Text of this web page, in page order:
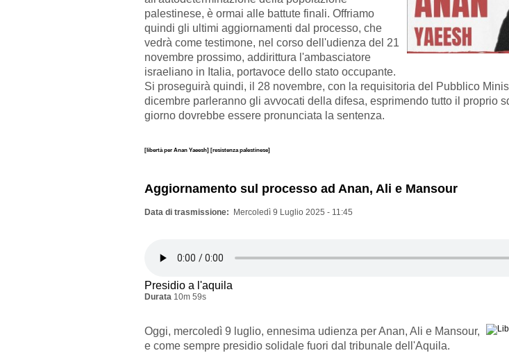
palestinese, è ormai alle battute finali. Offriamo
quindi gli ultimi aggiornamenti dal processo, che
vedrà come testimone, nel corso dell'udienza del 21
novembre prossimo, addirittura l'ambasciatore
israeliano in Italia, portavoce dello stato occupante.
Si proseguirà quindi, il 28 novembre, con la requisitoria del Pubblico
dicembre parleranno gli avvocati della difesa, esprimendo tutto il proprio
giorno dovrebbe essere pronunciata la sentenza.
[libertà per Anan Yaeesh] [resistenza palestinese]
Aggiornamento sul processo ad Anan, Ali e Mansour
Data di trasmissione Mercoledì 9 Luglio 2025 - 11:45
Presidio a l'aquila
Durata 10m 59s
Oggi, mercoledì 9 luglio, ennesima udienza per Anan, Ali e Mansour,
e come sempre presidio solidale fuori dal tribunale dell'Aquila.